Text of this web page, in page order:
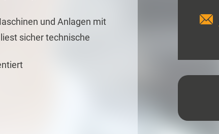
und Anlagen mit
sicher technische